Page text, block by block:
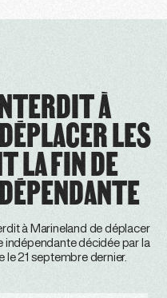
À
LES
LA FIN DE
à Marineland de déplacer
indépendante décidée par la
le 21 septembre dernier.